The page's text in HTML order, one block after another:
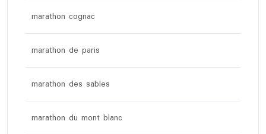
marathon cognac
marathon de paris
marathon des sables
marathon du mont blanc